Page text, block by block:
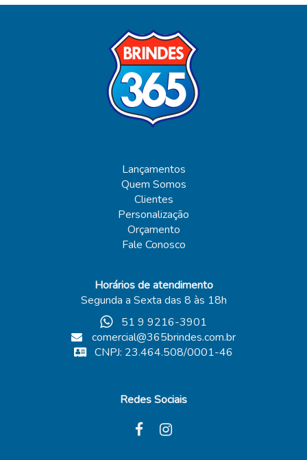
Lançamentos
Quem Somos
Clientes
Personalização
Orçamento
Fale Conosco
Horários de atendimento
Segunda a Sexta das 8 às 18h
51 9 9216-3901
comercial@365brindes.com.br
CNPJ: 23.464.508/0001-46
Redes Sociais